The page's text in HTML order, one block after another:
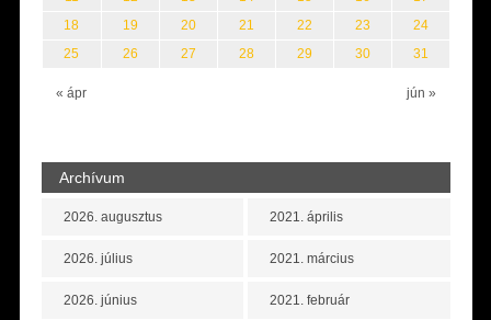
« ápr jún »
18
19 20 21 22 23
24
25
26 27 28 29 30 31
Archívum
2026. augusztus
2026. július
2026. június
2021. április
2021. március
2021. február